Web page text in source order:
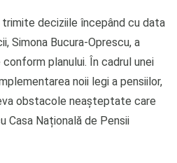
trimite deciziile începând cu data
Simona Bucura-Oprescu, a
planului. În cadrul unei
noii legi a pensiilor,
obstacole neașteptate care
Casa Națională de Pensii